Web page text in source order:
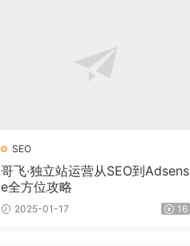
SEO
哥飞·独立站运营从SEO到Adsens
e全方位攻略
2025-01-17 16